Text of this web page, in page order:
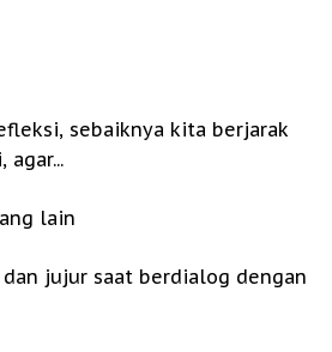
sebaiknya kita berjarak
agar...
lain
jujur saat berdialog dengan